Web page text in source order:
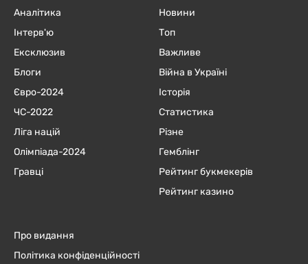
Аналітика
Інтерв'ю
Ексклюзив
Блоги
Євро-2024
ЧC-2022
Ліга націй
Олімпіада-2024
Гравці
Новини
Топ
Важливе
Війна в Україні
Історія
Статистика
Різне
Гемблінг
Рейтинг букмекерів
Рейтинг казино
Про видання
Політика конфіденційності